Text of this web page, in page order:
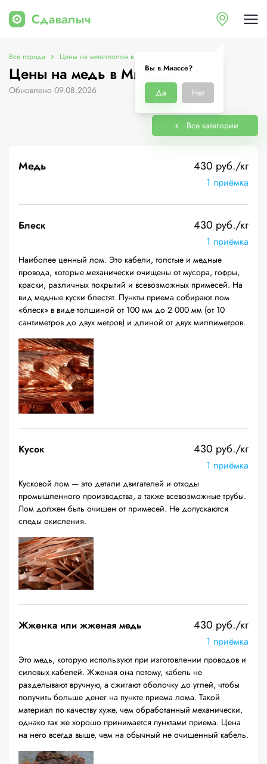
Вы в Миассе?
Да Нет
Все города Цены на металлолом в Миассе
Цены на медь в Миассе
Обновлено 09.08.2026
Все категории
Медь 430 руб./кг
1 приёмка
Блеск 430 руб./кг
1 приёмка
Наиболее ценный лом. Это кабели, толстые и медные
провода, которые механически очищены от мусора, гофры,
краски, различных покрытий и всевозможных примесей. На
вид медные куски блестят. Пункты приема собирают лом
«блеск» в виде толщиной от 100 мм до 2 000 мм (от 10
сантиметров до двух метров) и длиной от двух миллиметров.
Кусок 430 руб./кг
1 приёмка
Кусковой лом — это детали двигателей и отходы
промышленного производства, а также всевозможные трубы.
Лом должен быть очищен от примесей. Не допускаются
следы окисления.
Жженка или жженая медь 430 руб./кг
1 приёмка
Это медь, которую используют при изготовлении проводов и
силовых кабелей. Жженая она потому, кабель не
разделывают вручную, а сжигают оболочку до углей, чтобы
получить больше денег на пункте приема лома. Такой
материал по качеству хуже, чем обработанный механически,
однако так же хорошо принимается пунктами приема. Цена
на него всегда выше, чем на обычный не очищенный кабель.